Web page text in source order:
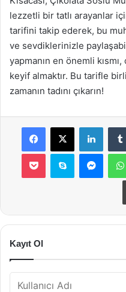
lezzetli bir tatlı arayanlar
tarifini takip ederek, bu
ve sevdiklerinizle
yapmanın en önemli
keyif almaktır. Bu tarifle
zamanın tadını çıkarın!
Facebook
X
Pocket Skype
Kayıt Ol